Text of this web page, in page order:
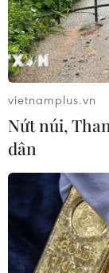
vietnamplus.vn
Nứt núi,
dân